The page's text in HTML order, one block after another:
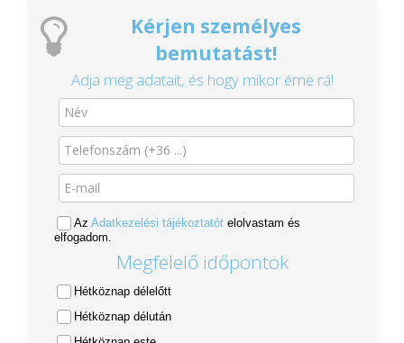
Kérjen személyes
bemutatást!
Adja meg adatait, és hogy mikor érne rá!
Az Adatkezelési tájékoztatót elolvastam és
elfogadom.
Megfelelő időpontok
Hétköznap délelőtt
Hétköznap délután